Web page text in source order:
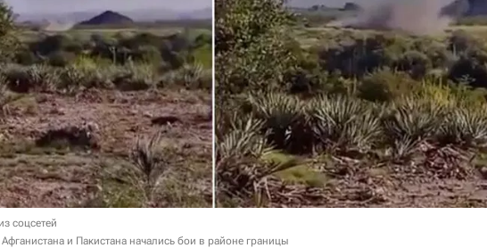
соцсетей
и Пакистана начались бои в районе границы